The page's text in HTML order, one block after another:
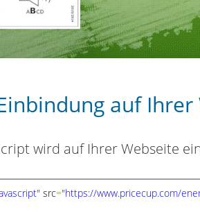
auf Ihrer
wird auf Ihrer Webseite
" src="https://www.pricecup.com/